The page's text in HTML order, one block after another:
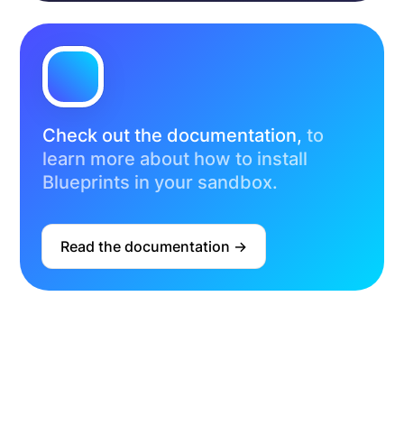
Check out the documentation,to
learn more about how to install
Blueprints in your sandbox.
Read the documentation ->